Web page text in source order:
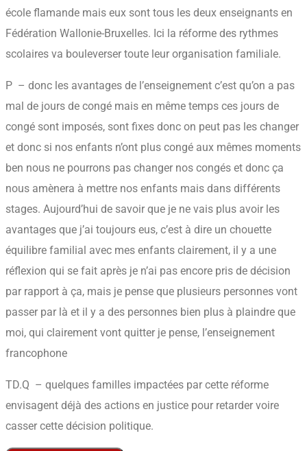
école flamande mais eux sont tous les deux enseignants en
Fédération Wallonie-Bruxelles. Ici la réforme des rythmes
scolaires va bouleverser toute leur organisation familiale.
P – donc les avantages de l’enseignement c’est qu’on a pas
mal de jours de congé mais en même temps ces jours de
congé sont imposés, sont fixes donc on peut pas les changer
et donc si nos enfants n’ont plus congé aux mêmes moments
ben nous ne pourrons pas changer nos congés et donc ça
nous amènera à mettre nos enfants mais dans différents
stages. Aujourd’hui de savoir que je ne vais plus avoir les
avantages que j’ai toujours eus, c’est à dire un chouette
équilibre familial avec mes enfants clairement, il y a une
réflexion qui se fait après je n’ai pas encore pris de décision
par rapport à ça, mais je pense que plusieurs personnes vont
passer par là et il y a des personnes bien plus à plaindre que
moi, qui clairement vont quitter je pense, l’enseignement
francophone
TD.Q – quelques familles impactées par cette réforme
envisagent déjà des actions en justice pour retarder voire
casser cette décision politique.